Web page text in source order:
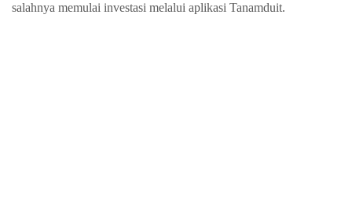
salahnya memulai investasi melalui aplikasi Tanamduit.